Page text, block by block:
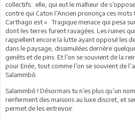
collectifs : elle, qui eut le malheur de
contre qui Caton l’Ancien prononça ces mots
Carthago est ». Tragique menace qui pesa
dont les terres furent ravagées. Les ruines
rappellent encore la lutte ayant opposé les
dans le paysage, dissimulées derrière
genêts et de pins. Et l’on se souvient de la
pour Enée, tout comme l’on se souvient de
Salammbô.
Salammbô ! Désormais tu n’es plus qu’un
renferment des maisons au luxe discret, et
permet de les entrevoir.